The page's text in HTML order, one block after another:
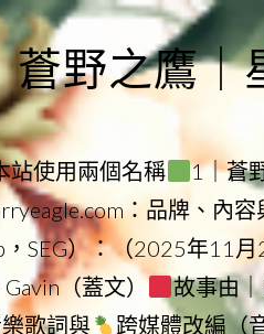
蒼野之鷹｜
站使用兩個名稱 1｜蒼
：品牌、內
，SEG）：（2025年11
（蓋文）
故事由
歌詞與
跨媒體改編（